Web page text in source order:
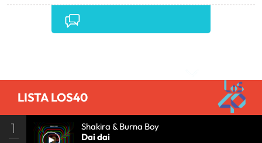
LISTA LOS40
1
Shakira & Burna Boy
Dai dai